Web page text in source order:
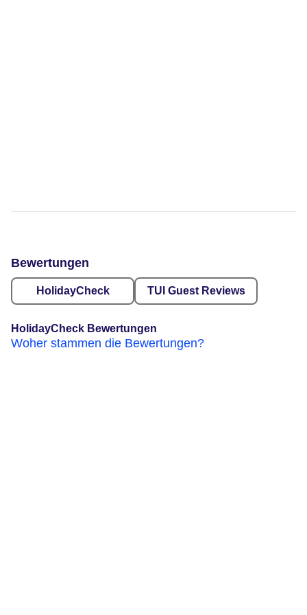
Bewertungen
HolidayCheck TUI Guest Reviews
HolidayCheck Bewertungen
Woher stammen die Bewertungen?